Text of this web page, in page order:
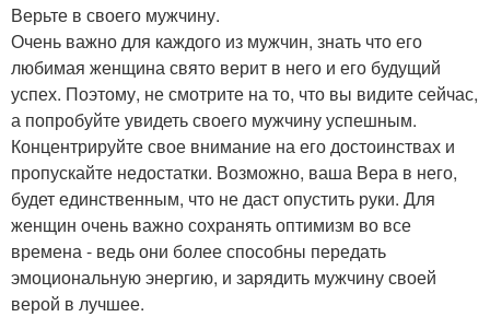
Верьте в своего мужчину.
Очень важно для каждого из мужчин, знать что его
любимая женщина свято верит в него и его будущий
успех. Поэтому, не смотрите на то, что вы видите сейчас,
а попробуйте увидеть своего мужчину успешным.
Концентрируйте свое внимание на его достоинствах и
пропускайте недостатки. Возможно, ваша Вера в него,
будет единственным, что не даст опустить руки. Для
женщин очень важно сохранять оптимизм во все
времена - ведь они более способны передать
эмоциональную энергию, и зарядить мужчину своей
верой в лучшее.